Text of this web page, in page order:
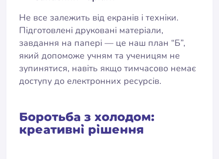
Не все залежить від екранів і техніки.
Підготовлені друковані матеріали,
завдання на папері — це наш план “Б”,
який допоможе учням та ученицям не
зупинятися, навіть якщо тимчасово немає
доступу до електронних ресурсів.
Боротьба з холодом:
креативні рішення